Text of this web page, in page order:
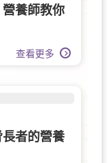
養師教你
查看更多
者的營養